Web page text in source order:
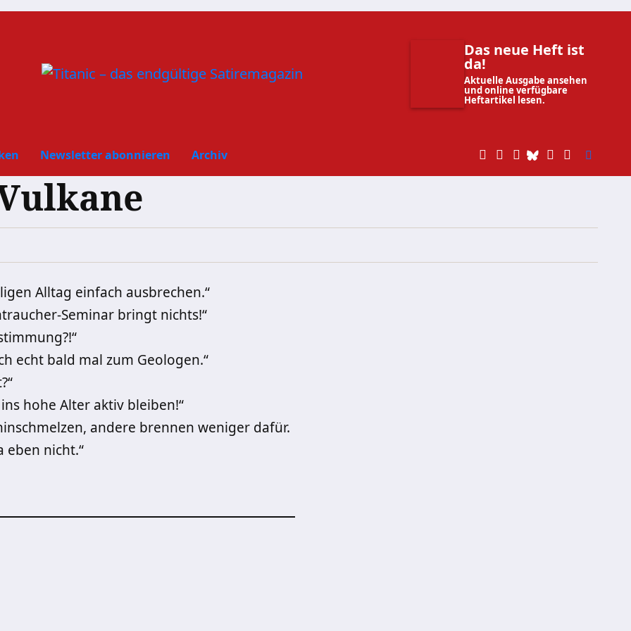
Das neue Heft ist
da!
Aktuelle Ausgabe ansehen
und online verfügbare
Heftartikel lesen.
Newsletter abonnieren Archiv
Alltag einfach ausbrechen.“
Seminar bringt nichts!“
echt bald mal zum Geologen.“
hohe Alter aktiv bleiben!“
andere brennen weniger dafür.
eben nicht.“